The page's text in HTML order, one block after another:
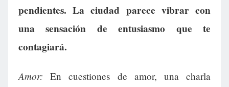
pendientes. La ciudad parece vibrar con
una sensación de entusiasmo que te
contagiará.
Amor: En cuestiones de amor, una charla